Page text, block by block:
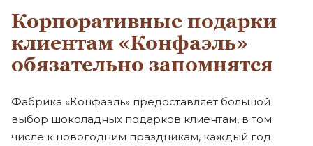
Корпоративные подарки
клиентам «Конфаэль»
обязательно запомнятся
Фабрика «Конфаэль» предоставляет большой
выбор шоколадных подарков клиентам, в том
числе к новогодним праздникам, каждый год